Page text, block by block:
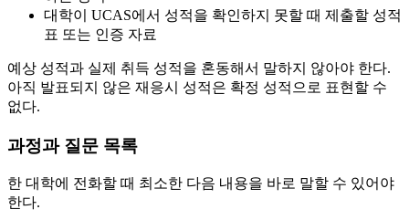
대학이 UCAS에서 성적을 확인하지 못할 때 제출할 성적
표 또는 인증 자료
예상 성적과 실제 취득 성적을 혼동해서 말하지 않아야 한다.
아직 발표되지 않은 재응시 성적은 확정 성적으로 표현할 수
없다.
과정과 질문 목록
한 대학에 전화할 때 최소한 다음 내용을 바로 말할 수 있어야
한다.